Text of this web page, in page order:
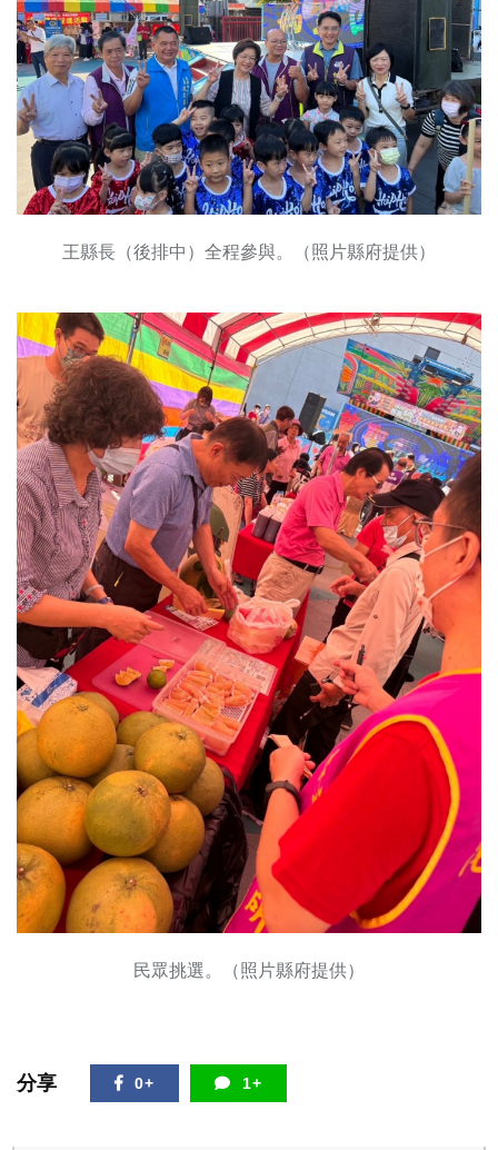
王縣長（後排中）全程參與。（照片縣府提供）
民眾挑選。（照片縣府提供）
分享 0+ 1+